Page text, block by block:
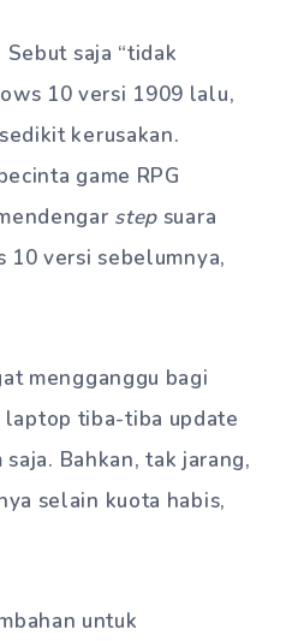
saja “tidak
10 versi 1909 lalu,
kerusakan.
game RPG
step suara
versi sebelumnya,
mengganggu bagi
laptop tiba-tiba update
Bahkan, tak jarang,
selain kuota habis,
untuk